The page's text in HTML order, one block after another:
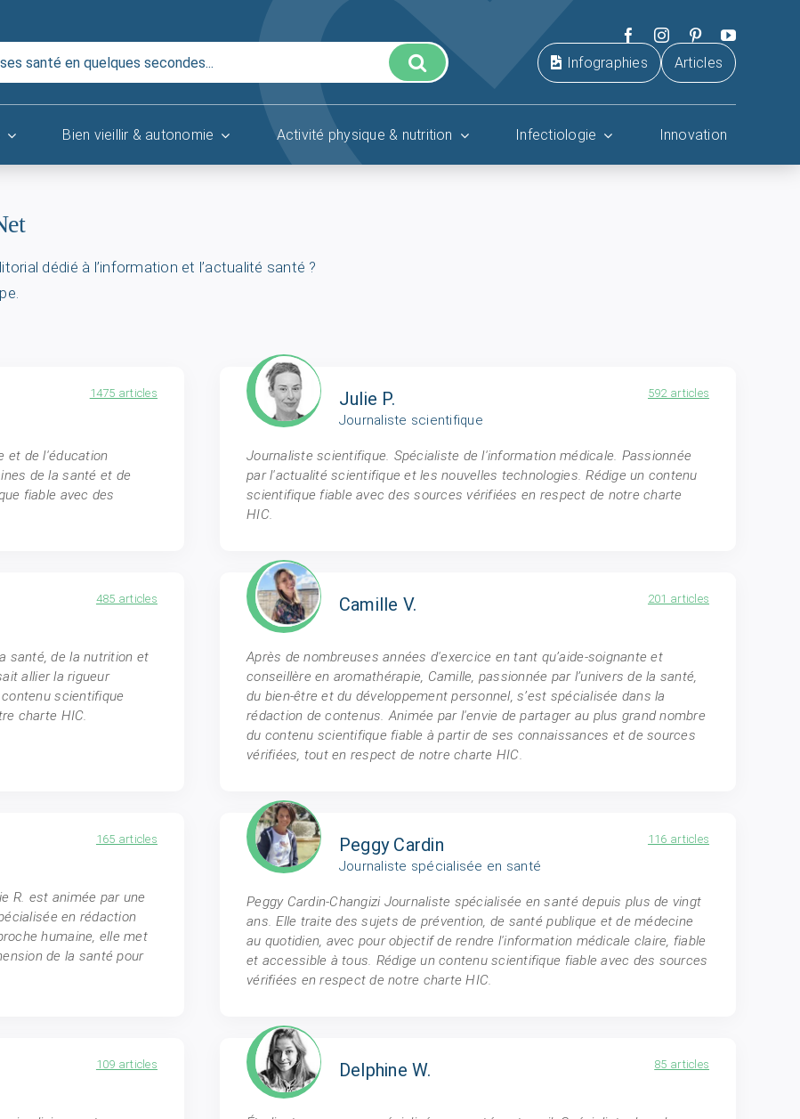
Infographies Articles
Bien vieillir & autonomie Activité physique & nutrition Infectiologie Innovation
dédié à l’information et l’actualité santé ?
1475 articles
et de l'éducation
de la santé et de
fiable avec des
Julie P.
Journaliste scientifique
592 articles
Journaliste scientifique. Spécialiste de l'information médicale. Passionnée
par l'actualité scientifique et les nouvelles technologies. Rédige un contenu
scientifique fiable avec des sources vérifiées en respect de notre charte
HIC.
485 articles
santé, de la nutrition et
allier la rigueur
scientifique
charte HIC.
Camille V. 201 articles
Après de nombreuses années d'exercice en tant qu’aide-soignante et
conseillère en aromathérapie, Camille, passionnée par l’univers de la santé,
du bien-être et du développement personnel, s’est spécialisée dans la
rédaction de contenus. Animée par l'envie de partager au plus grand nombre
du contenu scientifique fiable à partir de ses connaissances et de sources
vérifiées, tout en respect de notre charte HIC.
165 articles
R. est animée par une
en rédaction
humaine, elle met
de la santé pour
Peggy Cardin
Journaliste spécialisée en santé
116 articles
Peggy Cardin-Changizi Journaliste spécialisée en santé depuis plus de vingt
ans. Elle traite des sujets de prévention, de santé publique et de médecine
au quotidien, avec pour objectif de rendre l'information médicale claire, fiable
et accessible à tous. Rédige un contenu scientifique fiable avec des sources
vérifiées en respect de notre charte HIC.
109 articles Delphine W. 85 articles